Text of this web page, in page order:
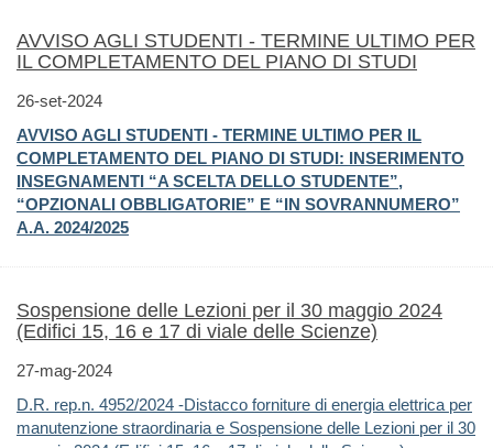
AVVISO AGLI STUDENTI - TERMINE ULTIMO PER
IL COMPLETAMENTO DEL PIANO DI STUDI
26-set-2024
AVVISO AGLI STUDENTI - TERMINE ULTIMO PER IL
COMPLETAMENTO DEL PIANO DI STUDI: INSERIMENTO
INSEGNAMENTI “A SCELTA DELLO STUDENTE”,
“OPZIONALI OBBLIGATORIE” E “IN SOVRANNUMERO”
A.A. 2024/2025
Sospensione delle Lezioni per il 30 maggio 2024
(Edifici 15, 16 e 17 di viale delle Scienze)
27-mag-2024
D.R. rep.n. 4952/2024 -Distacco forniture di energia elettrica per
manutenzione straordinaria e Sospensione delle Lezioni per il 30